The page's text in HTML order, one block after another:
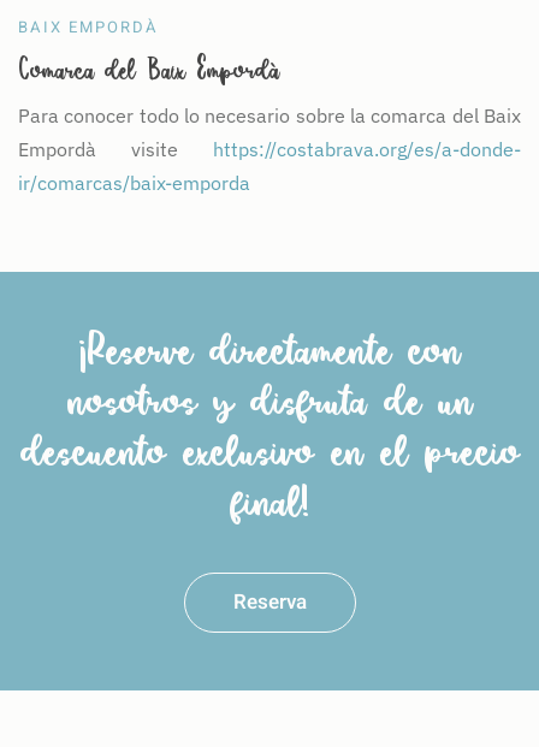
BAIX EMPORDÀ
Comarca del Baix Empordà
Para conocer todo lo necesario sobre la comarca del Baix
Empordà visite https://costabrava.org/es/a-donde-
ir/comarcas/baix-emporda
¡Reserve directamente con
nosotros y disfruta de un
descuento exclusivo en el precio
final!
Reserva